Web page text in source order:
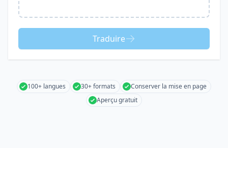
Traduire
100+ langues 30+ formats
Conserver la mise en page
Aperçu gratuit